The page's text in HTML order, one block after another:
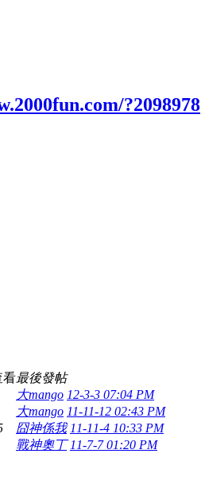
?2098978
看最後發帖
大mango 12-3-3 07:04 PM
大mango 11-11-12 02:43 PM
囧神係我 11-11-4 10:33 PM
戰神奧丁 11-7-7 01:20 PM